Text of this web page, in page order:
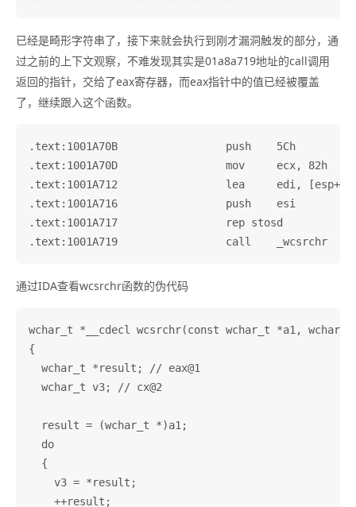
已经是畸形字符串了，接下来就会执行到刚才漏洞触发的部分，通
过之前的上下文观察，不难发现其实是01a8a719地址的call调用
返回的指针，交给了eax寄存器，而eax指针中的值已经被覆盖
了，继续跟入这个函数。
.text:1001A70B                 push    5Ch
.text:1001A70D                 mov     ecx, 82h
.text:1001A712                 lea     edi,
.text:1001A716                 push    esi
.text:1001A717                 rep stosd
通过IDA查看wcsrchr函数的伪代码
wchar_t *__cdecl wcsrchr(const wchar_t *a1,
{
  wchar_t *result; // eax@1
  wchar_t v3; // cx@2
  result = (wchar_t *)a1;
  do
  {
    v3 = *result;
    ++result;